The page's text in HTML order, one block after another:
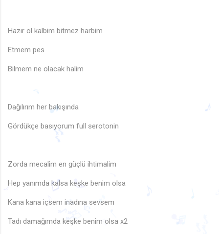
Hazır ol kalbim bitmez harbim
Etmem pes
Bilmem ne olacak halim
Dağılırım her bakışında
Gördükçe basıyorum full serotonin
Zorda mecalim en güçlü ihtimalim
Hep yanımda kalsa keşke benim olsa
Kana kana içsem inadına sevsem
Tadı damağımda keşke benim olsa x2
♪♫
♬ 🎵
♩
♪
🎶 ♩